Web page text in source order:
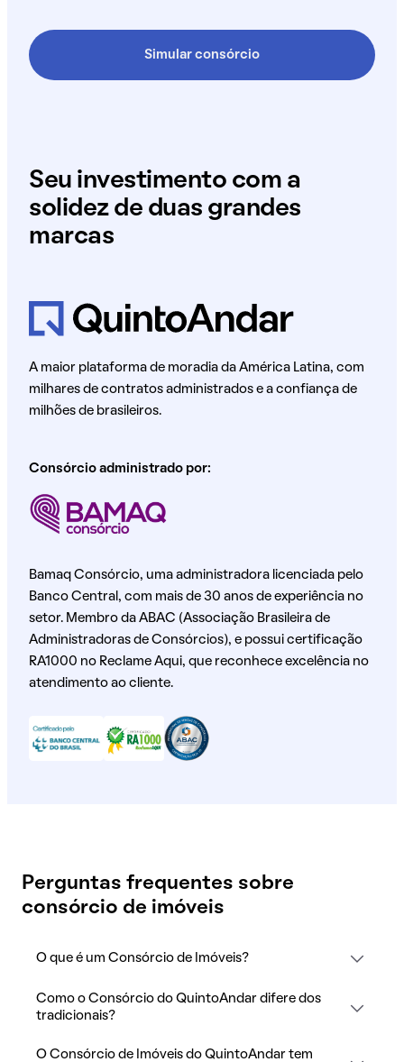
Simular consórcio
Seu investimento com a
solidez de duas grandes
marcas
A maior plataforma de moradia da América Latina, com
milhares de contratos administrados e a confiança de
milhões de brasileiros.
Consórcio administrado por:
Bamaq Consórcio, uma administradora licenciada pelo
Banco Central, com mais de 30 anos de experiência no
setor. Membro da ABAC (Associação Brasileira de
Administradoras de Consórcios), e possui certificação
RA1000 no Reclame Aqui, que reconhece excelência no
atendimento ao cliente.
Perguntas frequentes sobre
consórcio de imóveis
O que é um Consórcio de Imóveis?
Como o Consórcio do QuintoAndar difere dos
tradicionais?
O Consórcio de Imóveis do QuintoAndar tem